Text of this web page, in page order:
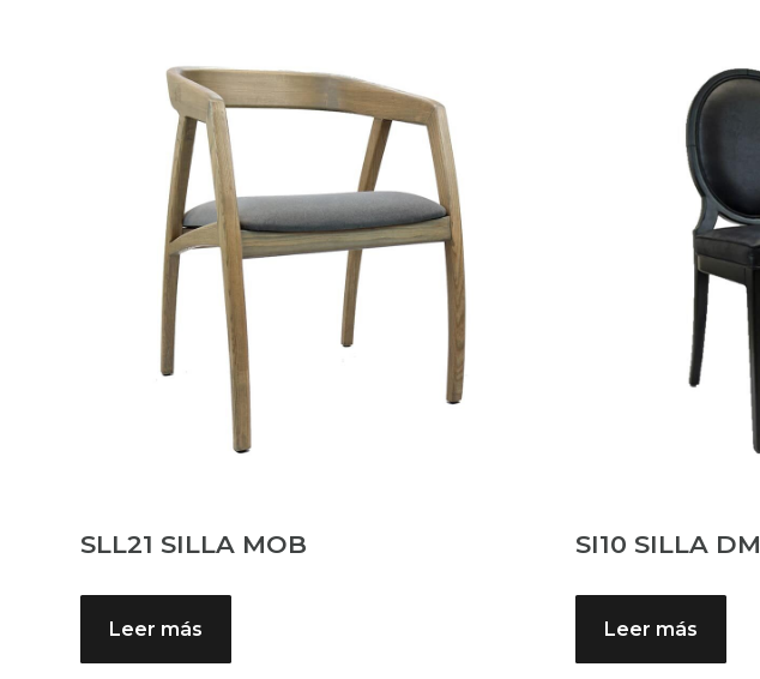
SLL21 SILLA MOB
Leer más
SI10 SILLA DM
Leer más